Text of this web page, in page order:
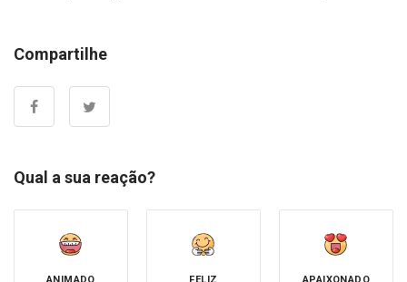
Compartilhe
Qual a sua reação?
ANIMADO FELIZ APAIXONADO